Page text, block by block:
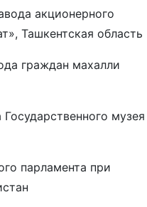
акционерного
Ташкентская область
граждан махалли
музея
парламента при